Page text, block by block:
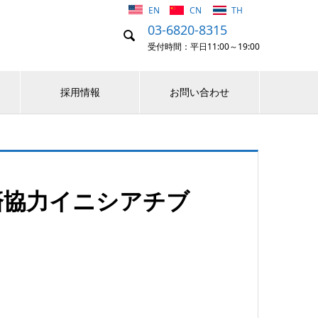
 03-6820-8315
受付時間：平日11:00～19:00
EN CN TH
採用情報 お問い合わせ
力イニシアチブ